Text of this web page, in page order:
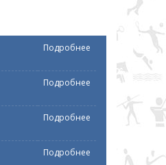
Подробнее
Подробнее
Подробнее
Подробнее